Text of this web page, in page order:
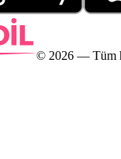
© 2026 — Tüm